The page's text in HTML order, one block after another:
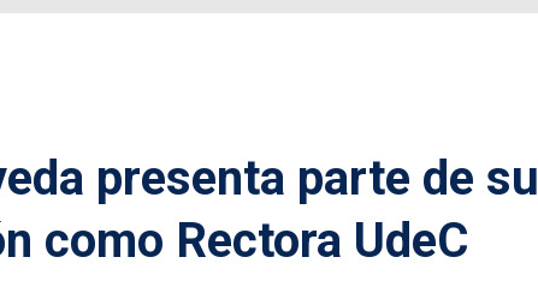
presenta parte de su
como Rectora UdeC